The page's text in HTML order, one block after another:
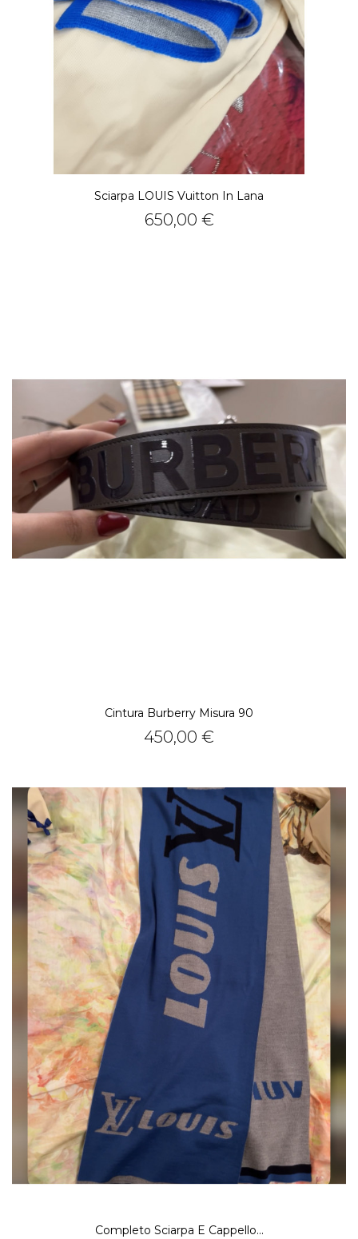
Sciarpa LOUIS Vuitton In Lana
Prezzo
650,00 €
Cintura Burberry Misura 90
Prezzo
450,00 €
Completo Sciarpa E Cappello...